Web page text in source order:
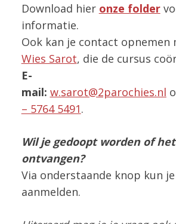
Download hier onze folder
informatie.
Ook kan je contact opnemen
Wies Sarot, die de cursus
E-
mail: w.sarot@2parochies.nl
– 5764 5491.
Wil je gedoopt worden of
ontvangen?
Via onderstaande knop kun
aanmelden.